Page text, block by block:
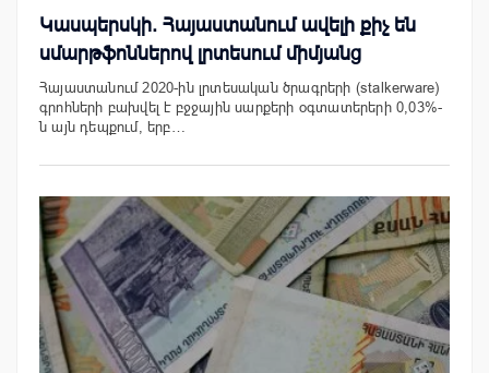
Կասպերսկի. Հայաստանում ավելի քիչ են
սմարթֆոններով լրտեսում միմյանց
Հայաստանում 2020-ին լրտեսական ծրագրերի (stalkerware)
գրոհների բախվել է բջջային սարքերի օգտատերերի 0,03%-
ն այն դեպքում, երբ…